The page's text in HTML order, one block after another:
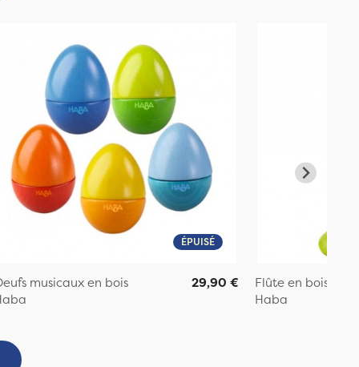
ÉPUISÉ
musicaux en bois
29,90 €
Flûte en bois
Haba